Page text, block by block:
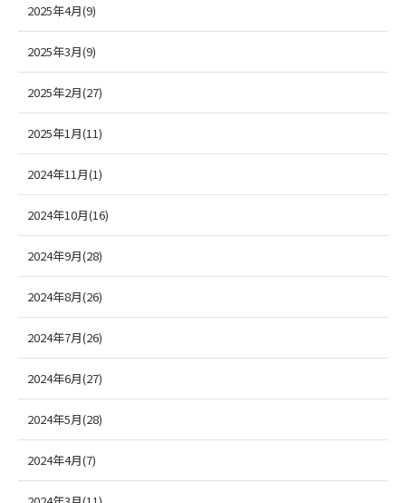
2025年4月(9)
2025年3月(9)
2025年2月(27)
2025年1月(11)
2024年11月(1)
2024年10月(16)
2024年9月(28)
2024年8月(26)
2024年7月(26)
2024年6月(27)
2024年5月(28)
2024年4月(7)